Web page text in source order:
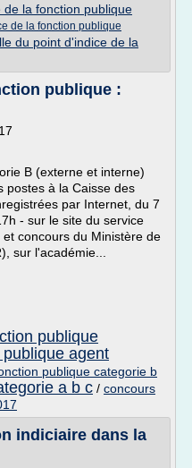
la fonction publique
de la fonction publique
du point d'indice de la
publique :
B (externe et interne)
postes à la Caisse des
par Internet, du 7
- sur le site du service
concours du Ministère de
sur l'académie...
publique
agent
publique categorie b
a b c / concours
indiciaire dans la